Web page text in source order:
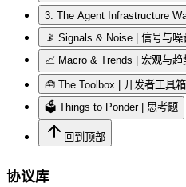
3. The Agent Infrastructure
📡 Signals & Noise | 信号与噪
📈 Macro & Trends | 宏观与趋
🧰 The Toolbox | 开发者工具箱
🗳️ Things to Ponder | 思考题
回到顶部
协议库